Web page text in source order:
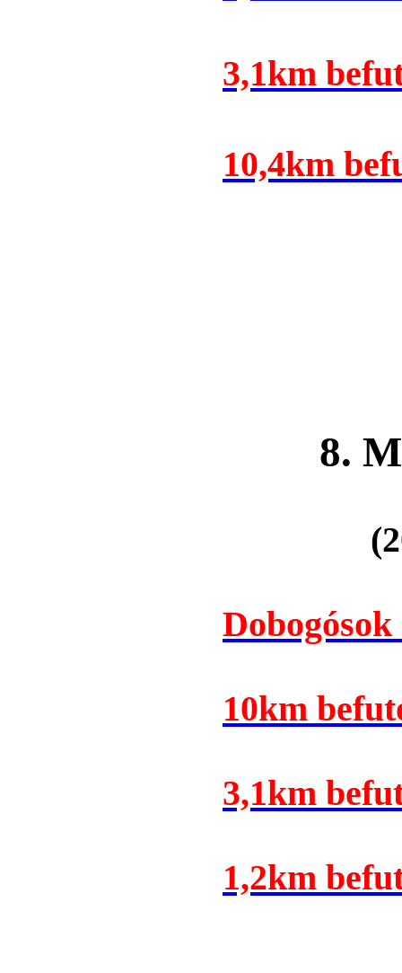
3,1km
10,4km
8.
10km
3,1km
1,2km